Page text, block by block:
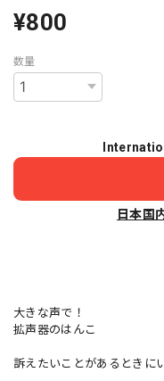
¥800
数量
日本国
大きな声で！
拡声器のはんこ
訴えたいことがあるときに